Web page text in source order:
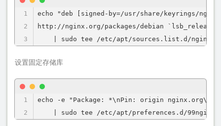
echo "deb [signed-by=/usr/share/keyrings/
http://nginx.org/packages/debian
| sudo tee /etc/apt/sources.list.d/
设置固定存储库
echo -e "Package: *\nPin: origin
    | sudo tee /etc/apt/preferences.d/99nginx